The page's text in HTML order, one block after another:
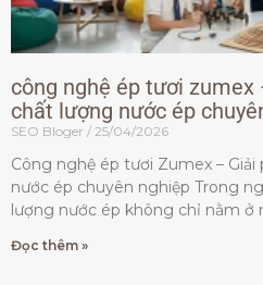
công nghệ ép tươi
chất lượng nước ép
SEO Bloger 25/04/2026
Công nghệ ép tươi Zumex –
nước ép chuyên nghiệp Trong
lượng nước ép không chỉ nằm ở
Đọc thêm »